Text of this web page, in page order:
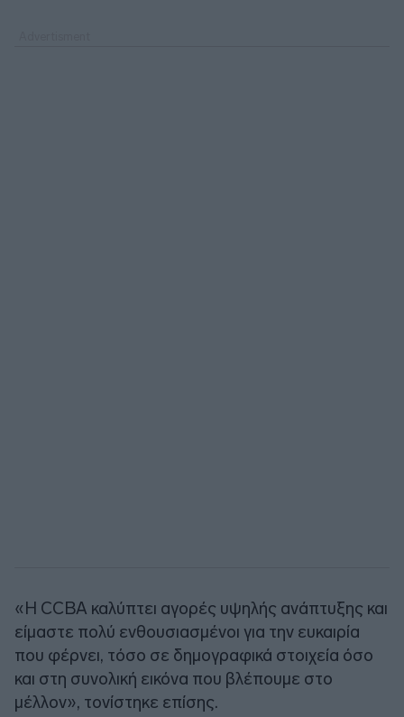
«Η CCBA καλύπτει αγορές υψηλής ανάπτυξης και
είμαστε πολύ ενθουσιασμένοι για την ευκαιρία
που φέρνει, τόσο σε δημογραφικά στοιχεία όσο
και στη συνολική εικόνα που βλέπουμε στο
μέλλον», τονίστηκε επίσης.